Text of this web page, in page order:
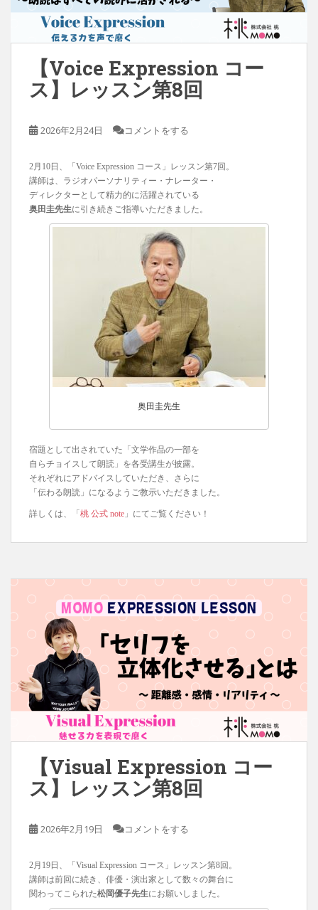
【Voice Expression コー
ス】レッスン第8回
2026年2月24日 コメントをする
2月10日、「Voice Expression コース」レッスン第7回。
講師は、ラジオパーソナリティー・ナレーター・
ディレクターとして精力的に活躍されている
奥田圭先生に引き続きご指導いただきました。
奥田圭先生
宿題として出されていた「文学作品の一部を
自らチョイスして朗読」を各受講生が披露。
それぞれにアドバイスしていただき、さらに
「伝わる朗読」になるようご教示いただきました。
詳しくは、「桃 公式 note 」にてご覧ください！
【Visual Expression コー
ス】レッスン第8回
2026年2月19日 コメントをする
2月19日、「Visual Expression コース」レッスン第8回。
講師は前回に続き、俳優・演出家として数々の舞台に
関わってこられた松岡優子先生にお願いしました。